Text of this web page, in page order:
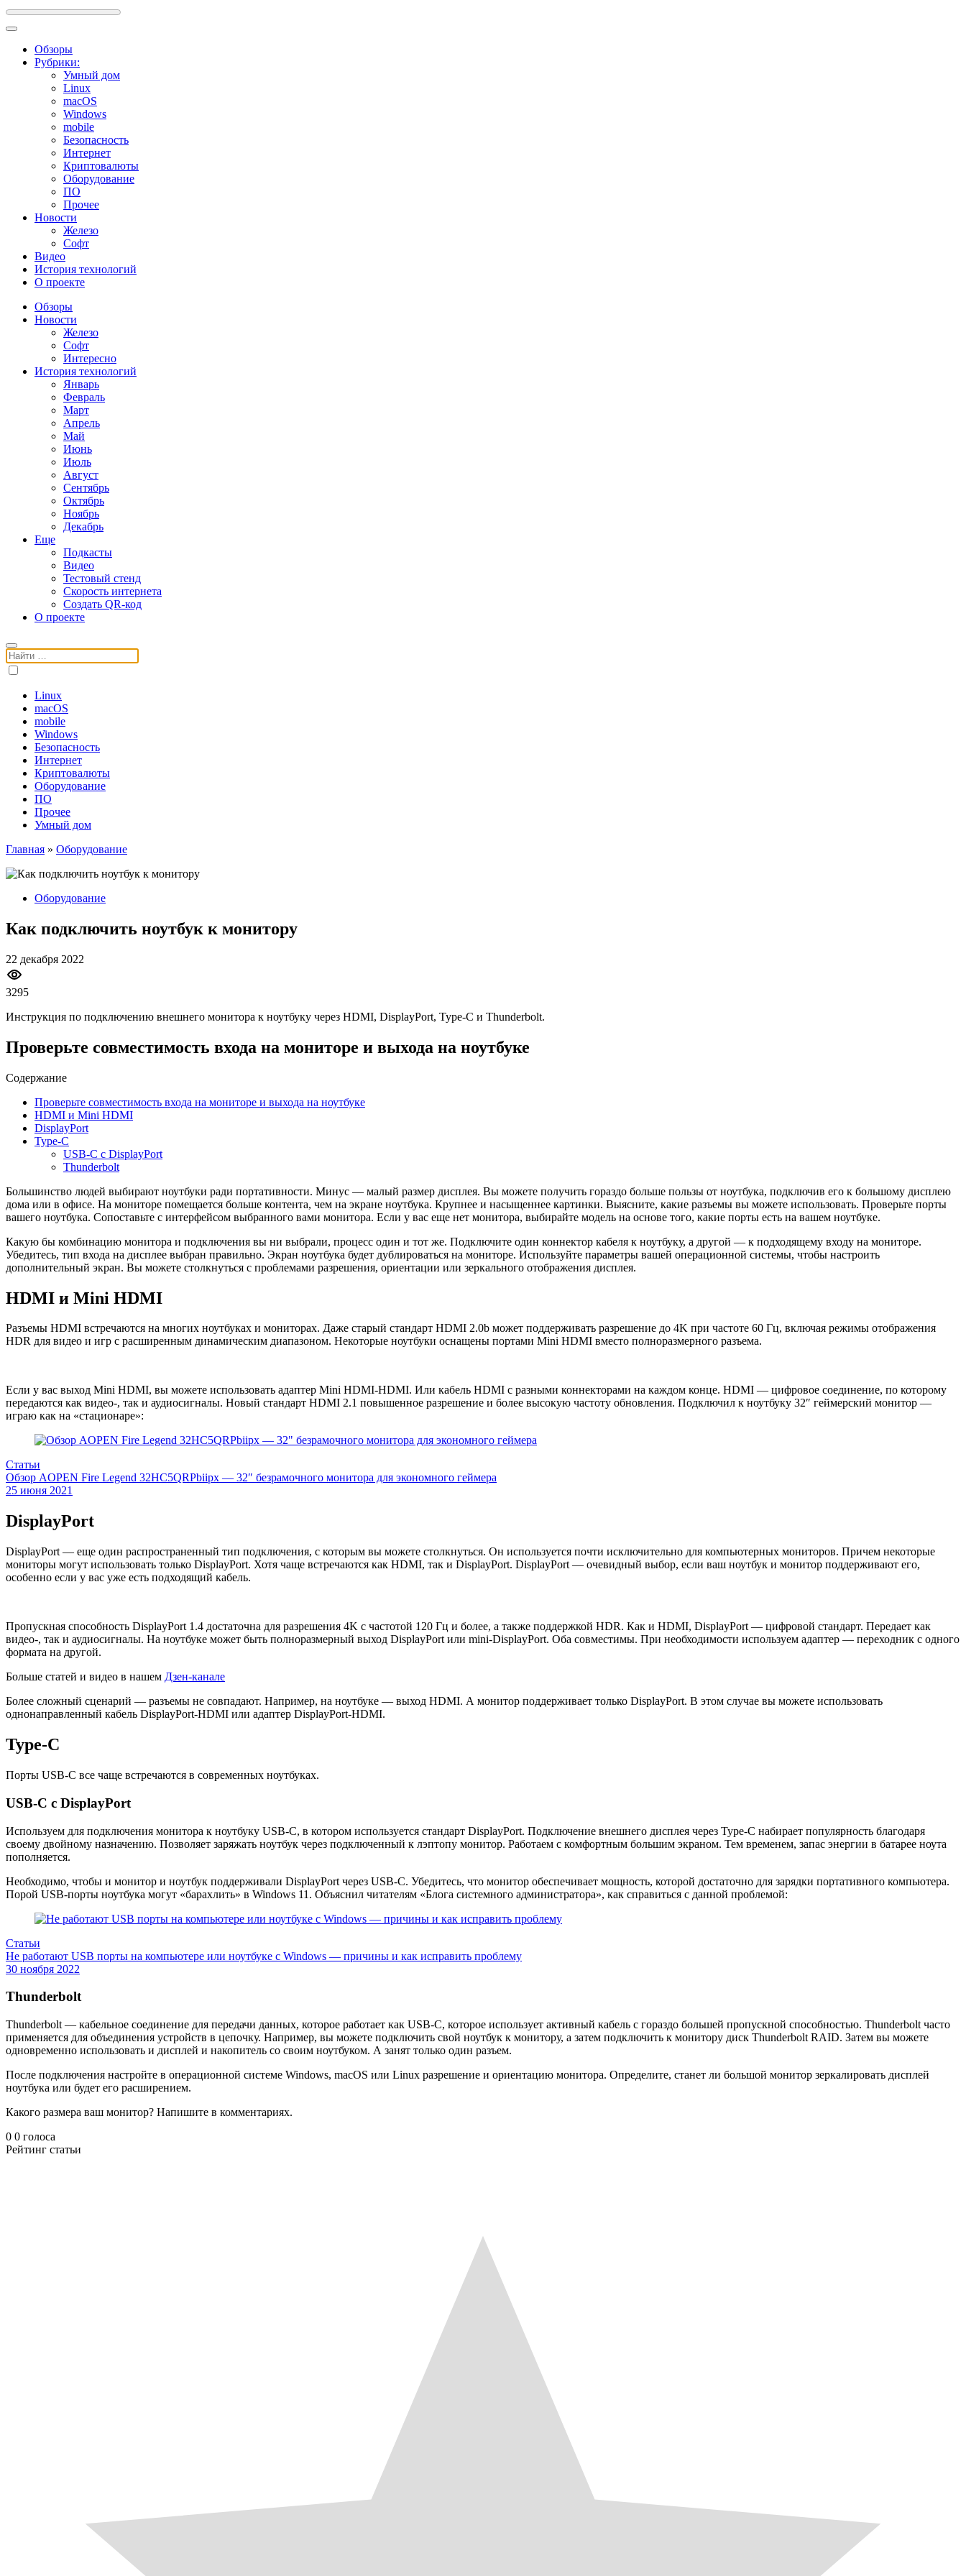
Обзоры
Рубрики:
Умный дом
Linux
macOS
Windows
mobile
Безопасность
Интернет
Криптовалюты
Оборудование
ПО
Прочее
Новости
Железо
Софт
Видео
История технологий
О проекте
Обзоры
Новости
Железо
Софт
Интересно
История технологий
Январь
Февраль
Март
Апрель
Май
Июнь
Июль
Август
Сентябрь
Октябрь
Ноябрь
Декабрь
Еще
Подкасты
Видео
Тестовый стенд
Скорость интернета
Создать QR-код
О проекте
Поиск:
Linux
macOS
mobile
Windows
Безопасность
Интернет
Криптовалюты
Оборудование
ПО
Прочее
Умный дом
Главная » Оборудование
Оборудование
Как подключить ноутбук к монитору
22 декабря 2022
3295
Инструкция по подключению внешнего монитора к ноутбуку через HDMI, DisplayPort, Type-C и Thunderbolt.
Проверьте совместимость входа на мониторе и выхода на ноутбуке
Содержание
Проверьте совместимость входа на мониторе и выхода на ноутбуке
HDMI и Mini HDMI
DisplayPort
Type-C
USB-C с DisplayPort
Thunderbolt
Большинство людей выбирают ноутбуки ради портативности. Минус — малый размер дисплея. Вы можете получить гораздо больше пользы от ноутбука, подключив его к большому дисплею
дома или в офисе. На мониторе помещается больше контента, чем на экране ноутбука. Крупнее и насыщеннее картинки. Выясните, какие разъемы вы можете использовать. Проверьте порты
вашего ноутбука. Сопоставьте с интерфейсом выбранного вами монитора. Если у вас еще нет монитора, выбирайте модель на основе того, какие порты есть на вашем ноутбуке.
Какую бы комбинацию монитора и подключения вы ни выбрали, процесс один и тот же. Подключите один коннектор кабеля к ноутбуку, а другой — к подходящему входу на мониторе.
Убедитесь, тип входа на дисплее выбран правильно. Экран ноутбука будет дублироваться на мониторе. Используйте параметры вашей операционной системы, чтобы настроить
дополнительный экран. Вы можете столкнуться с проблемами разрешения, ориентации или зеркального отображения дисплея.
HDMI и Mini HDMI
Разъемы HDMI встречаются на многих ноутбуках и мониторах. Даже старый стандарт HDMI 2.0b может поддерживать разрешение до 4K при частоте 60 Гц, включая режимы отображения
HDR для видео и игр с расширенным динамическим диапазоном. Некоторые ноутбуки оснащены портами Mini HDMI вместо полноразмерного разъема.
Если у вас выход Mini HDMI, вы можете использовать адаптер Mini HDMI-HDMI. Или кабель HDMI с разными коннекторами на каждом конце. HDMI — цифровое соединение, по которому
передаются как видео-, так и аудиосигналы. Новый стандарт HDMI 2.1 повышенное разрешение и более высокую частоту обновления. Подключил к ноутбуку 32″ геймерский монитор —
играю как на «стационаре»:
Статьи
Обзор AOPEN Fire Legend 32HC5QRPbiipx — 32″ безрамочного монитора для экономного геймера
25 июня 2021
DisplayPort
DisplayPort — еще один распространенный тип подключения, с которым вы можете столкнуться. Он используется почти исключительно для компьютерных мониторов. Причем некоторые
мониторы могут использовать только DisplayPort. Хотя чаще встречаются как HDMI, так и DisplayPort. DisplayPort — очевидный выбор, если ваш ноутбук и монитор поддерживают его,
особенно если у вас уже есть подходящий кабель.
Пропускная способность DisplayPort 1.4 достаточна для разрешения 4K с частотой 120 Гц и более, а также поддержкой HDR. Как и HDMI, DisplayPort — цифровой стандарт. Передает как
видео-, так и аудиосигналы. На ноутбуке может быть полноразмерный выход DisplayPort или mini-DisplayPort. Оба совместимы. При необходимости используем адаптер — переходник с одного
формата на другой.
Больше статей и видео в нашем Дзен-канале
Более сложный сценарий — разъемы не совпадают. Например, на ноутбуке — выход HDMI. А монитор поддерживает только DisplayPort. В этом случае вы можете использовать
однонаправленный кабель DisplayPort-HDMI или адаптер DisplayPort-HDMI.
Type-C
Порты USB-C все чаще встречаются в современных ноутбуках.
USB-C с DisplayPort
Используем для подключения монитора к ноутбуку USB-C, в котором используется стандарт DisplayPort. Подключение внешнего дисплея через Type-C набирает популярность благодаря
своему двойному назначению. Позволяет заряжать ноутбук через подключенный к лэптопу монитор. Работаем с комфортным большим экраном. Тем временем, запас энергии в батарее ноута
пополняется.
Необходимо, чтобы и монитор и ноутбук поддерживали DisplayPort через USB-C. Убедитесь, что монитор обеспечивает мощность, которой достаточно для зарядки портативного компьютера.
Порой USB-порты ноутбука могут «барахлить» в Windows 11. Объяснил читателям «Блога системного администратора», как справиться с данной проблемой:
Статьи
Не работают USB порты на компьютере или ноутбуке с Windows — причины и как исправить проблему
30 ноября 2022
Thunderbolt
Thunderbolt — кабельное соединение для передачи данных, которое работает как USB-C, которое использует активный кабель с гораздо большей пропускной способностью. Thunderbolt часто
применяется для объединения устройств в цепочку. Например, вы можете подключить свой ноутбук к монитору, а затем подключить к монитору диск Thunderbolt RAID. Затем вы можете
одновременно использовать и дисплей и накопитель со своим ноутбуком. А занят только один разъем.
После подключения настройте в операционной системе Windows, macOS или Linux разрешение и ориентацию монитора. Определите, станет ли большой монитор зеркалировать дисплей
ноутбука или будет его расширением.
Какого размера ваш монитор? Напишите в комментариях.
0 0 голоса
Рейтинг статьи